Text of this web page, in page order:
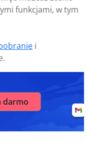
funkcjami, w tym
i
darmo